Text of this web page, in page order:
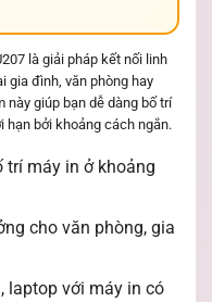
là giải pháp kết nối linh
gia đình, văn phòng hay
này giúp bạn dễ dàng bố trí
hạn bởi khoảng cách ngắn.
trí máy in ở khoảng
cho văn phòng, gia
laptop với máy in có